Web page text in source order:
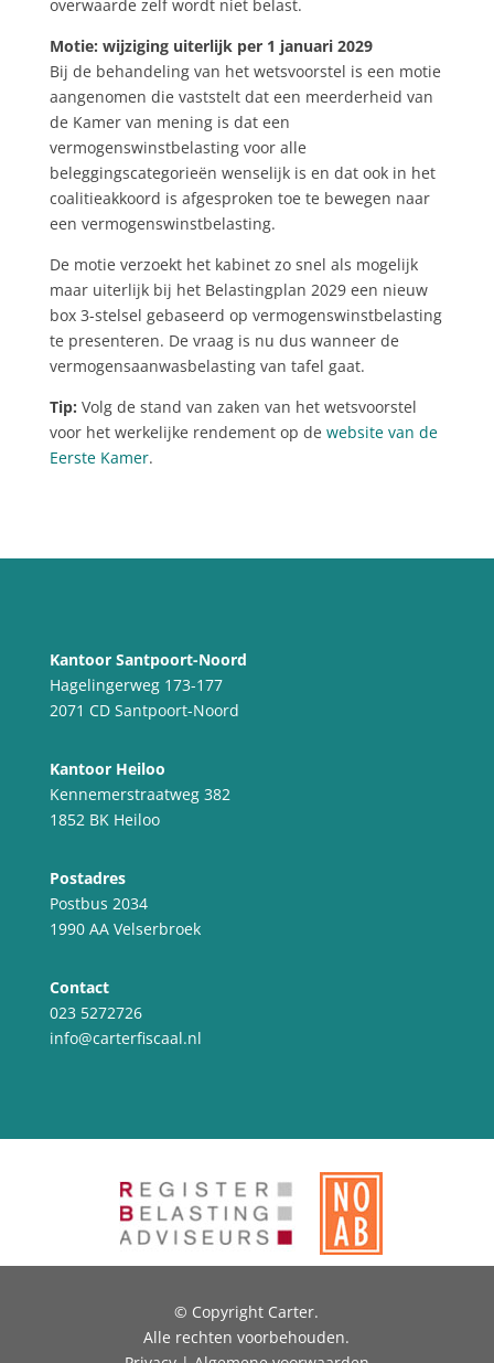
overwaarde zelf wordt niet belast.
Motie: wijziging uiterlijk per 1 januari 2029
Bij de behandeling van het wetsvoorstel is een motie
aangenomen die vaststelt dat een meerderheid van
de Kamer van mening is dat een
vermogenswinstbelasting voor alle
beleggingscategorieën wenselijk is en dat ook in het
coalitieakkoord is afgesproken toe te bewegen naar
een vermogenswinstbelasting.
De motie verzoekt het kabinet zo snel als mogelijk
maar uiterlijk bij het Belastingplan 2029 een nieuw
box 3-stelsel gebaseerd op vermogenswinstbelasting
te presenteren. De vraag is nu dus wanneer de
vermogensaanwasbelasting van tafel gaat.
Tip: Volg de stand van zaken van het wetsvoorstel
voor het werkelijke rendement op de website van de
Eerste Kamer.
Kantoor Santpoort-Noord
Hagelingerweg 173-177
2071 CD Santpoort-Noord
Kantoor Heiloo
Kennemerstraatweg 382
1852 BK Heiloo
Postadres
Postbus 2034
1990 AA Velserbroek
Contact
023 5272726
info@carterfiscaal.nl
© Copyright Carter.
Alle rechten voorbehouden.